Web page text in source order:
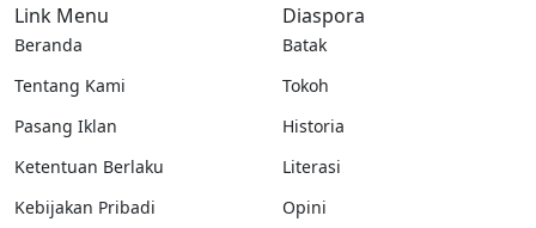
Link Menu
Beranda
Tentang Kami
Pasang Iklan
Ketentuan Berlaku
Kebijakan Pribadi
Diaspora
Batak
Tokoh
Historia
Literasi
Opini